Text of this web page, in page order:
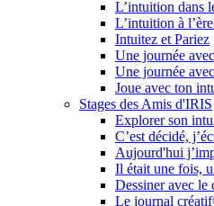
L’intuition dans
L’intuition à
Intuitez et Pariez
Une journée
Une journée
Joue avec ton
Stages des Amis d'IRIS
Explorer son
C’est décidé,
Aujourd'hui
Il était une fois,
Dessiner avec le
Le journal